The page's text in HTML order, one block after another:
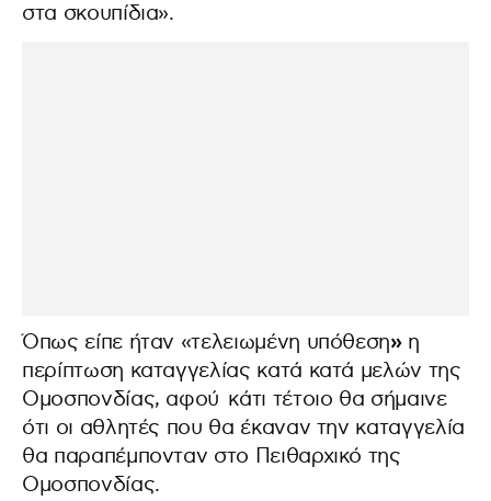
στα σκουπίδια».
Όπως είπε ήταν «τελειωμένη υπόθεση» η
περίπτωση καταγγελίας κατά κατά μελών της
Ομοσπονδίας, αφού κάτι τέτοιο θα σήμαινε
ότι οι αθλητές που θα έκαναν την καταγγελία
θα παραπέμπονταν στο Πειθαρχικό της
Ομοσπονδίας.